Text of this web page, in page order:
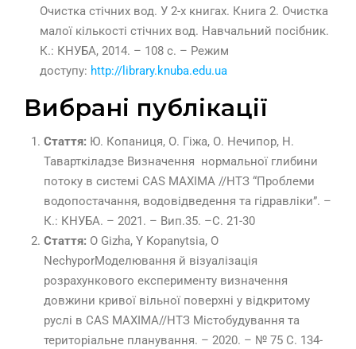
Очистка стічних вод. У 2-х книгах. Книга 2. Очистка
малої кількості стічних вод. Навчальний посібник.
К.: КНУБА, 2014. – 108 с. – Режим
доступу: http://library.knuba.edu.ua
Вибрані публікації
Стаття: Ю. Копаниця, О. Гіжа, О. Нечипор, Н.
Таварткіладзе Визначення нормальної глибини
потоку в системі СAS MAXIMA //НТЗ “Проблеми
водопостачання, водовідведення та гідравліки”. –
К.: КНУБА. – 2021. – Вип.35. –С. 21-30
Стаття: O Gizha, Y Kopanytsia, O
NechyporМоделювання й візуалізація
розрахункового експерименту визначення
довжини кривої вільної поверхні у відкритому
руслі в CAS MAXIMA//НТЗ Містобудування та
територіальне планування. – 2020. – № 75 С. 134-